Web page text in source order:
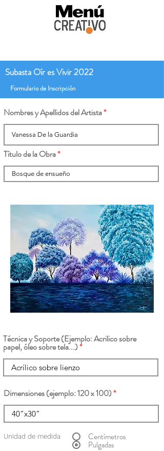
Subasta Oír es Vivir 2022
Formulario de Inscripción
Nombres y Apellidos del Artista
Título de la Obra
Técnica y Soporte (Ejemplo: Acrilico sobre
papel, óleo sobre tela...)
Dimensiones (ejemplo: 120 x 100)
Unidad de medida Centímetros
Pulgadas